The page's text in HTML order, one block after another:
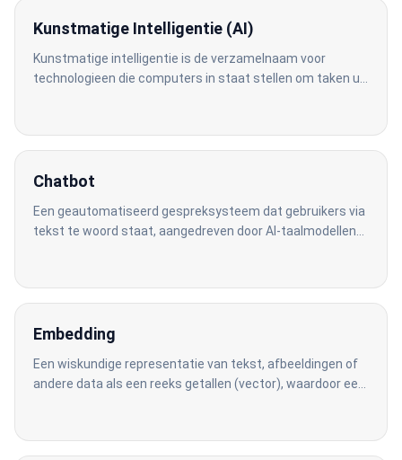
Kunstmatige Intelligentie (AI)
Kunstmatige intelligentie is de verzamelnaam voor
technologieen die computers in staat stellen om taken uit
besluitvorming.
Chatbot
Een geautomatiseerd gespreksysteem dat gebruikers via
tekst te woord staat, aangedreven door AI-taalmodellen
Embedding
Een wiskundige representatie van tekst, afbeeldingen of
andere data als een reeks getallen (vector), waardoor een